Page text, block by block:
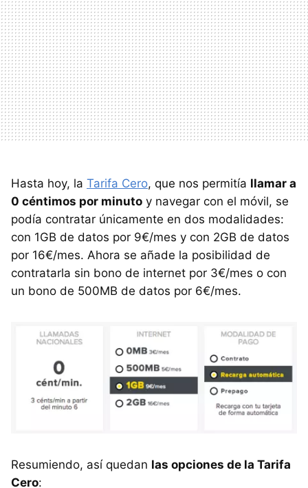
Hasta hoy, la Tarifa Cero, que nos permitía llamar a
0 céntimos por minuto y navegar con el móvil, se
podía contratar únicamente en dos modalidades:
con 1GB de datos por 9€/mes y con 2GB de datos
por 16€/mes. Ahora se añade la posibilidad de
contratarla sin bono de internet por 3€/mes o con
un bono de 500MB de datos por 6€/mes.
Resumiendo, así quedan las opciones de la Tarifa
Cero: